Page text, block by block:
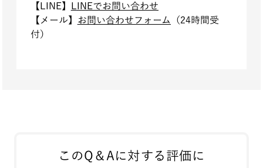
【LI
NE】
INEでお問い合わせ
【メ ール】 お問い合わせフォーム
（24時間受
付）
このQ＆Aに対する評価に